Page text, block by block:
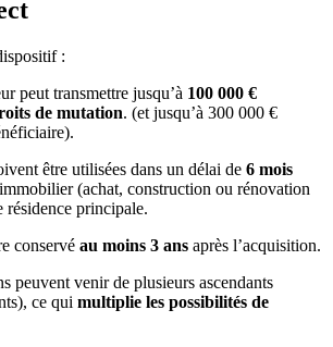
:
peut transmettre jusqu’à 100 000 €
de mutation. (et jusqu’à 300 000 €
être utilisées dans un délai de 6 mois
(achat, construction ou rénovation
résidence principale.
conservé au moins 3 ans après l’acquisition.
peuvent venir de plusieurs ascendants
ce qui multiplie les possibilités de